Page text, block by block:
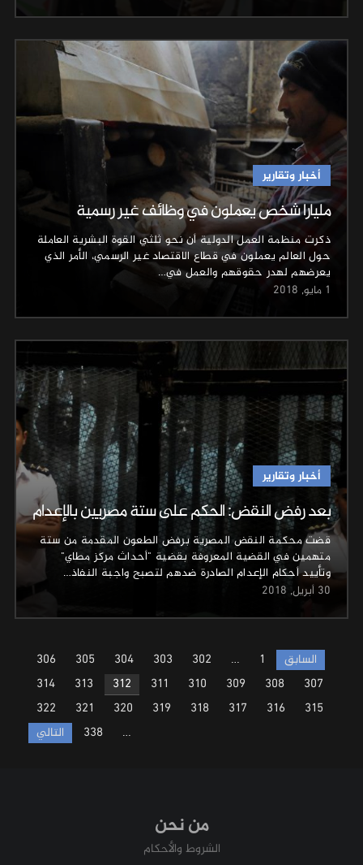
أخبار وتقارير
مليارا شخص يعملون في وظائف غير رسمية
ذكرت منظمة العمل الدولية أن نحو ثلثي القوة البشرية العاملة
حول العالم يعملون في قطاع الاقتصاد غير الرسمي، الأمر الذي
يعرضهم لهدر حقوقهم والعمل في…
1 مايو, 2018
أخبار وتقارير
بعد رفض النقض: الحكم على ستة مصريين بالإعدام
قضت محكمة النقض المصرية برفض الطعون المقدمة من ستة
متهمين في القضية المعروفة بقضية "أحداث مركز مطاي"
وتأييد أحكام الإعدام الصادرة ضدهم لتصبح واجبة النفاذ…
30 أبريل, 2018
Posts
pagination
السابق 1
…
302
303
304
305
306
307
308
309
310
311
312
313
314
315
316
317
318
319
320
321
322
…
338 التالي
من نحن
الشروط والأحكام